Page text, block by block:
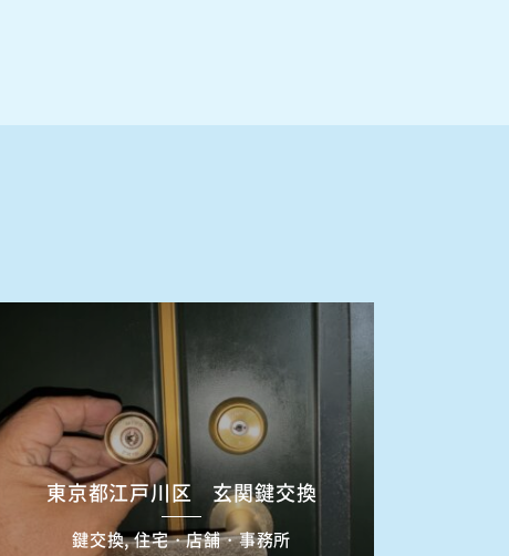
東京都江戸川区 玄関鍵交換
鍵交換, 住宅・店舗・事務所